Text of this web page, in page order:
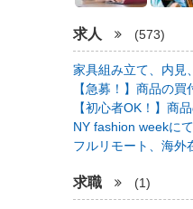
求人 (573)
家具組み立て、内見
【急募！】商品の買
【初心者OK！】商
NY fashion weekに
フルリモート、海外
求職 (1)